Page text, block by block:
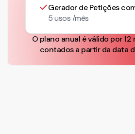
Gerador de Petições
5 usos /mês
O plano anual é válido por 12
contados a partir da data